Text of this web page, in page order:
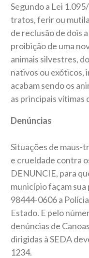
Segundo a Lei
tratos, ferir ou
de reclusão de dois
proibição de uma
animais silvestres,
nativos ou exóticos,
acabam sendo os
as principais vítimas
Denúncias
Situações de maus-
e crueldade contra
DENUNCIE, para
município façam
98444-0606 a
Estado. E pelo
denúncias de
dirigidas à SEDA
1234.